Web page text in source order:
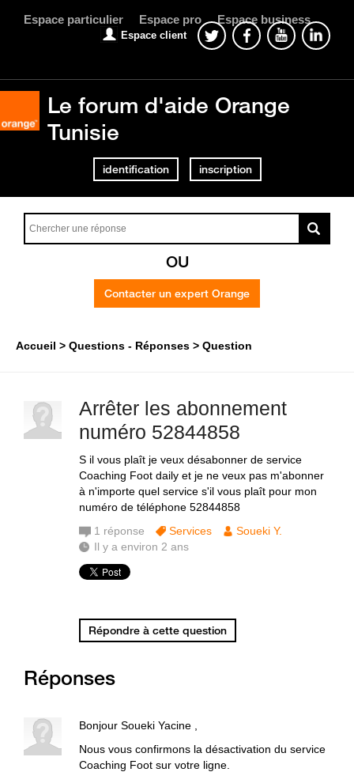
Espace particulier Espace pro Espace business
Espace client
Le forum d'aide Orange
Tunisie
identification inscription
OU
Contacter un expert Orange
Accueil Questions - Réponses Question
Arrêter les abonnement
numéro 52844858
S il vous plaît je veux désabonner de service
Coaching Foot daily et je ne veux pas m'abonner
à n'importe quel service s'il vous plaît pour mon
numéro de téléphone 52844858
1 réponse Services
Soueki Y.
Il y a environ 2 ans
Répondre à cette question
Réponses
Bonjour Soueki Yacine ,
Nous vous confirmons la désactivation du service
Coaching Foot sur votre ligne.